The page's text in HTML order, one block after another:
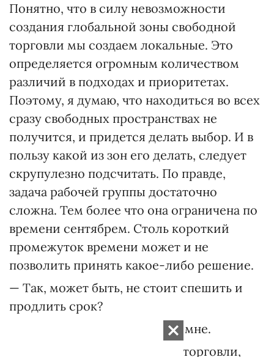
Понятно, что в силу невозможности
создания глобальной зоны свободной
торговли мы создаем локальные. Это
определяется огромным количеством
различий в подходах и приоритетах.
Поэтому, я думаю, что находиться во всех
сразу свободных пространствах не
получится, и придется делать выбор. И в
пользу какой из зон его делать, следует
скрупулезно подсчитать. По правде,
задача рабочей группы достаточно
сложна. Тем более что она ограничена по
времени сентябрем. Столь короткий
промежуток времени может и не
позволить принять какое-либо решение.
— Так, может быть, не стоит спешить и
продлить срок?
— Это вопрос уж точно не ко мне.
— Обсуждая зону свободной торговли,